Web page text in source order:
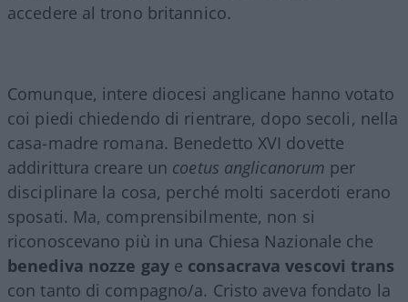
accedere al trono britannico.
Comunque, intere diocesi anglicane hanno votato
coi piedi chiedendo di rientrare, dopo secoli, nella
casa-madre romana. Benedetto XVI dovette
addirittura creare un coetus anglicanorum per
disciplinare la cosa, perché molti sacerdoti erano
sposati. Ma, comprensibilmente, non si
riconoscevano più in una Chiesa Nazionale che
benediva nozze gay e consacrava vescovi trans
con tanto di compagno/a. Cristo aveva fondato la